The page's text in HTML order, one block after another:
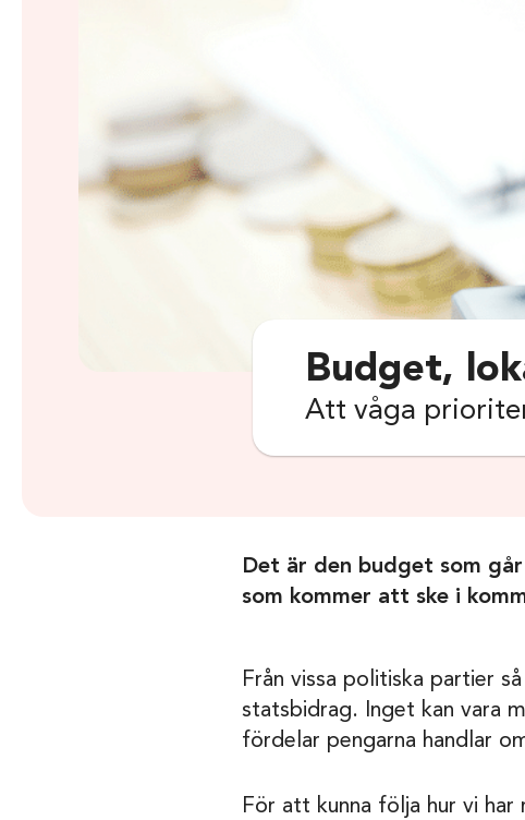
Budget,
Att våga
Det är den budget som
som kommer att ske i
Från vissa politiska partier
statsbidrag. Inget kan vara
fördelar pengarna handlar
För att kunna följa hur vi